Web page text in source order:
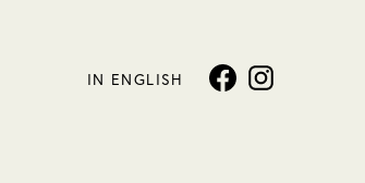
IN ENGLISH